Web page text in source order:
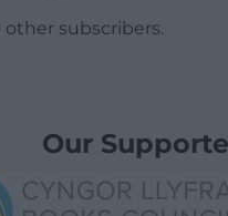
other subscribers.
Our